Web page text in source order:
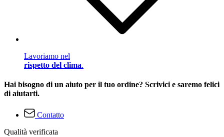
Lavoriamo nel
rispetto del clima.
Hai bisogno di un aiuto per il tuo ordine? Scrivici e saremo felici
di aiutarti.
Contatto
Qualità verificata